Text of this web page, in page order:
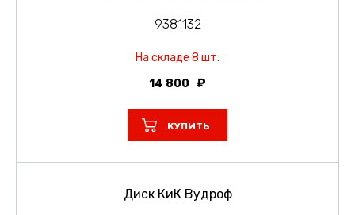
9381132
На складе 8 шт.
14 800
КУПИТЬ
Диск КиК Вудроф